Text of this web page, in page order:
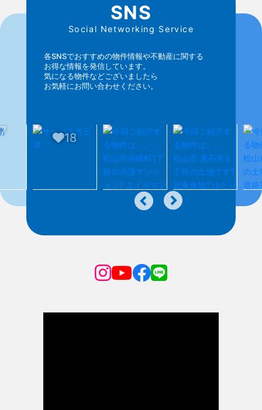
18
SNS
Social Networking Service
各SNSでおすすめの物件情報や不動産に関する
お得な情報を発信しています。
気になる物件などございましたら
お気軽にお問い合わせください。